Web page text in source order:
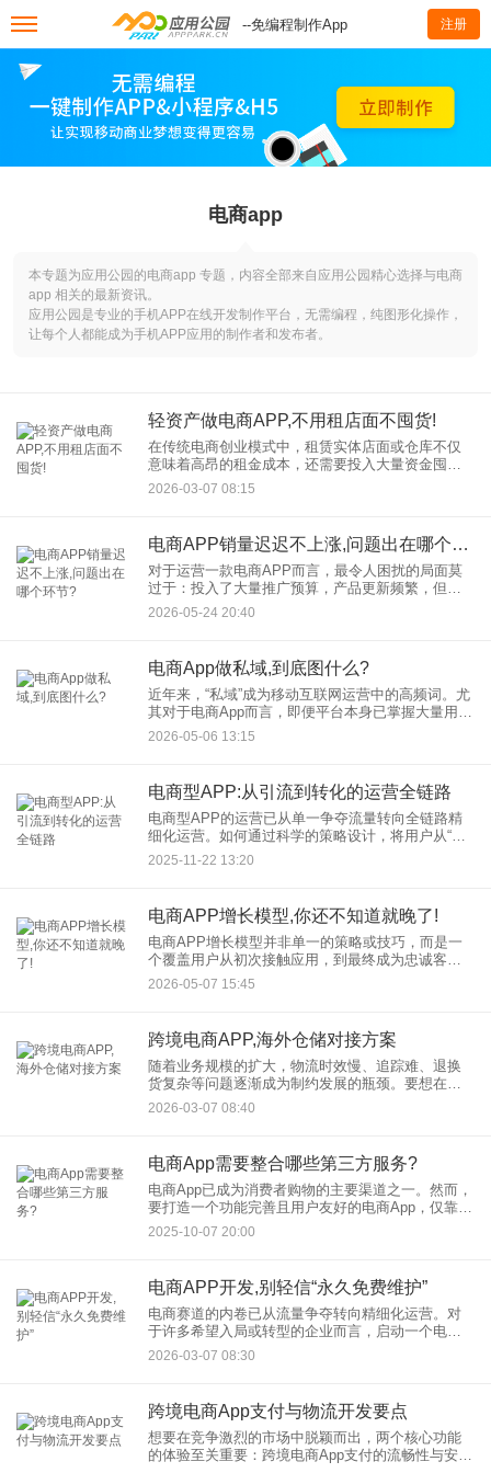
--免编程制作App 注册
电商app
本专题为应用公园的电商app 专题，内容全部来自应用公园精心选择与电商
app 相关的最新资讯。
应用公园是专业的手机APP在线开发制作平台，无需编程，纯图形化操作，
让每个人都能成为手机APP应用的制作者和发布者。
轻资产做电商APP,不用租店面不囤货!
在传统电商创业模式中，租赁实体店面或仓库不仅
意味着高昂的租金成本，还需要投入大量资金囤
货，这对于资金有限的创业者来说无疑是一道难以
跨越的门槛。随着商业模式的迭代，一种名为“轻资
2026-03-07 08:15
电商APP销量迟迟不上涨,问题出在哪个环节?
对于运营一款电商APP而言，最令人困扰的局面莫
过于：投入了大量推广预算，产品更新频繁，但销
量数据却始终不见起色。当增长停滞，许多团队容
易陷入盲目加码投放或频繁改版产品的误区。实际
2026-05-24 20:40
电商App做私域,到底图什么?
近年来，“私域”成为移动互联网运营中的高频词。尤
其对于电商App而言，即便平台本身已掌握大量用户
行为数据，仍有许多团队开始布局私域流量。那
么，电商App做私域，究竟图什么？本文尝试从实际
2026-05-06 13:15
电商型APP:从引流到转化的运营全链路
电商型APP的运营已从单一争夺流量转向全链路精
细化运营。如何通过科学的策略设计，将用户从“看
到”到“买到”的路径极致缩短？本文将从流量获取、用
户留存、场景激活到最终转化四大维度，拆解此类
2025-11-22 13:20
电商APP增长模型,你还不知道就晚了!
电商APP增长模型并非单一的策略或技巧，而是一
个覆盖用户从初次接触应用，到最终成为忠诚客户
并自发传播的完整闭环。它强调的是数据驱动、实
验验证和跨部门协作。简单来说，就是运用一套结
2026-05-07 15:45
跨境电商APP,海外仓储对接方案
随着业务规模的扩大，物流时效慢、追踪难、退换
货复杂等问题逐渐成为制约发展的瓶颈。要想在激
烈的市场竞争中脱颖而出，一套完善的APP海外仓
储对接方案不再是“加分项”，而是“必选项”。本文将
2026-03-07 08:40
电商App需要整合哪些第三方服务?
电商App已成为消费者购物的主要渠道之一。然而，
要打造一个功能完善且用户友好的电商App，仅靠基
础开发是远远不够的。App整合第三方服务已成为提
升用户体验、优化运营效率的关键步骤。通过整合
2025-10-07 20:00
电商APP开发,别轻信“永久免费维护”
电商赛道的内卷已从流量争夺转向精细化运营。对
于许多希望入局或转型的企业而言，启动一个电商
APP项目，技术成本往往是第一道坎。正因如此，
市场上不少服务商打出了极具诱惑力的口号——"一
2026-03-07 08:30
跨境电商App支付与物流开发要点
想要在竞争激烈的市场中脱颖而出，两个核心功能
的体验至关重要：跨境电商App支付的流畅性与安全